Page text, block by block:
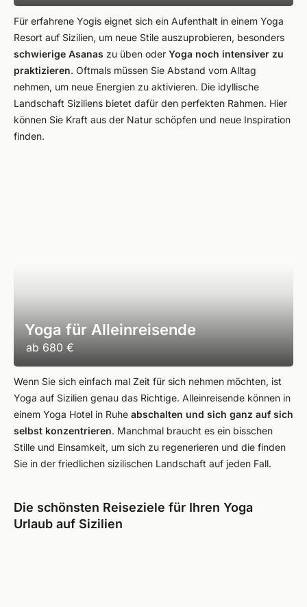
Für erfahrene Yogis eignet sich ein Aufenthalt in einem Yoga
Resort auf Sizilien, um neue Stile auszuprobieren, besonders
schwierige Asanas zu üben oder Yoga noch intensiver zu
praktizieren. Oftmals müssen Sie Abstand vom Alltag
nehmen, um neue Energien zu aktivieren. Die idyllische
Landschaft Siziliens bietet dafür den perfekten Rahmen. Hier
können Sie Kraft aus der Natur schöpfen und neue Inspiration
finden.
Yoga für Alleinreisende
ab 680 €
Wenn Sie sich einfach mal Zeit für sich nehmen möchten, ist
Yoga auf Sizilien genau das Richtige. Alleinreisende können in
einem Yoga Hotel in Ruhe abschalten und sich ganz auf sich
selbst konzentrieren. Manchmal braucht es ein bisschen
Stille und Einsamkeit, um sich zu regenerieren und die finden
Sie in der friedlichen sizilischen Landschaft auf jeden Fall.
Die schönsten Reiseziele für Ihren Yoga
Urlaub auf Sizilien